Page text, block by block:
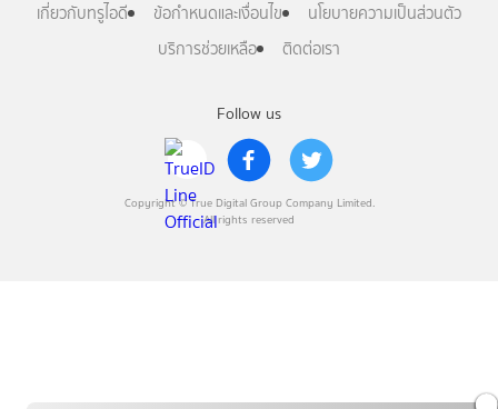
Follow us
Copyright © True Digital Group Company Limited.
All rights reserved
เกี่ยวกับทรูไอดี ข้อกำหนดและเงื่อนไข
นโยบายความเป็นส่วนตัว
บริการช่วยเหลือ
ติดต่อเรา